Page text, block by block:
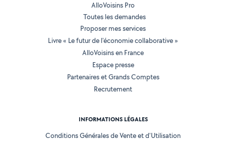
AlloVoisins Pro
Toutes les demandes
Proposer mes services
Livre « Le futur de l'économie collaborative »
AlloVoisins en France
Espace presse
Partenaires et Grands Comptes
Recrutement
INFORMATIONS LÉGALES
Conditions Générales de Vente et d'Utilisation